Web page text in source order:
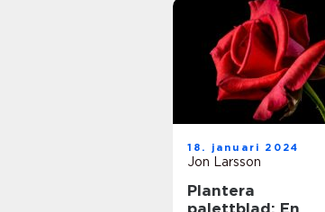
18. januari 2024
Jon Larsson
Plantera
palettblad: En